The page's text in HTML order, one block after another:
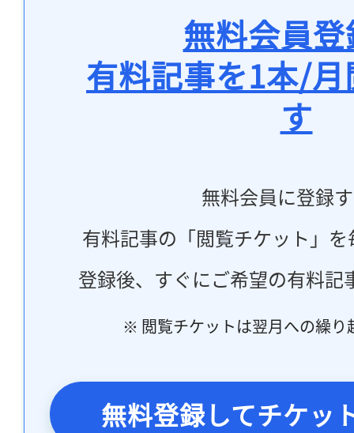
無料会員
有料記事を1本/
す
無料会員に登録
有料記事の「閲覧チケット」
登録後、すぐにご希望の有料記
※ 閲覧チケットは翌月への繰り
無料登録してチケッ